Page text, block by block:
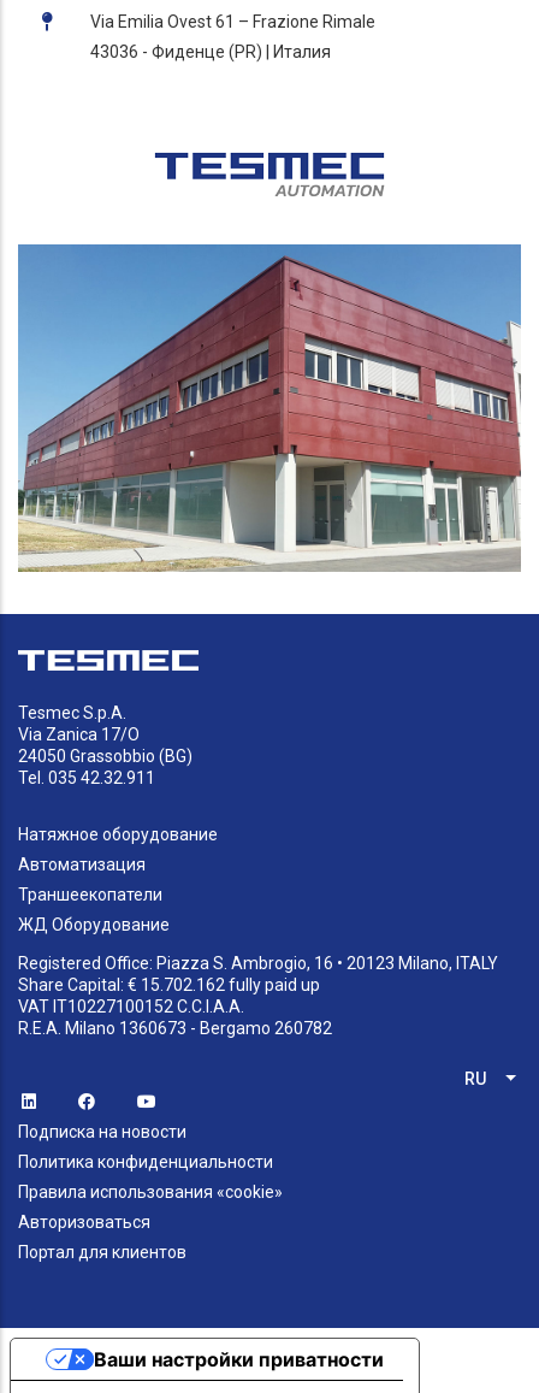
Via Emilia Ovest 61 – Frazione Rimale
43036 - Фиденце (PR) | Италия
Tesmec S.p.A.
Via Zanica 17/O
24050 Grassobbio (BG)
Tel. 035 42.32.911
Натяжное оборудование
Автоматизация
Траншеекопатели
ЖД Оборудование
Registered Office: Piazza S. Ambrogio, 16 • 20123 Milano, ITALY
Share Capital: € 15.702.162 fully paid up
VAT IT10227100152 C.C.I.A.A.
R.E.A. Milano 1360673 - Bergamo 260782
RU
Подписка на новости
Политика конфиденциальности
Правила использования «cookie»
Авторизоваться
Портал для клиентов
Ваши настройки приватности